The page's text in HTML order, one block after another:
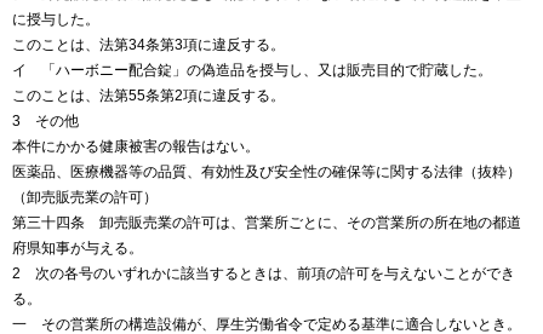
に授与した。
このことは、法第34条第3項に違反する。
イ 「ハーボニー配合錠」の偽造品を授与し、又は販売目的で貯蔵した。
このことは、法第55条第2項に違反する。
3 その他
本件にかかる健康被害の報告はない。
医薬品、医療機器等の品質、有効性及び安全性の確保等に関する法律（抜粋）
（卸売販売業の許可）
第三十四条 卸売販売業の許可は、営業所ごとに、その営業所の所在地の都道
府県知事が与える。
2 次の各号のいずれかに該当するときは、前項の許可を与えないことができ
る。
一 その営業所の構造設備が、厚生労働省令で定める基準に適合しないとき。